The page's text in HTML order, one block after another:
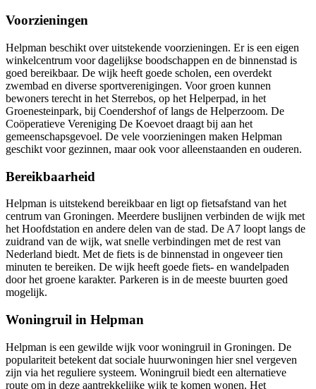
Voorzieningen
Helpman beschikt over uitstekende voorzieningen. Er is een eigen
winkelcentrum voor dagelijkse boodschappen en de binnenstad is
goed bereikbaar. De wijk heeft goede scholen, een overdekt
zwembad en diverse sportverenigingen. Voor groen kunnen
bewoners terecht in het Sterrebos, op het Helperpad, in het
Groenesteinpark, bij Coendershof of langs de Helperzoom. De
Coöperatieve Vereniging De Koevoet draagt bij aan het
gemeenschapsgevoel. De vele voorzieningen maken Helpman
geschikt voor gezinnen, maar ook voor alleenstaanden en ouderen.
Bereikbaarheid
Helpman is uitstekend bereikbaar en ligt op fietsafstand van het
centrum van Groningen. Meerdere buslijnen verbinden de wijk met
het Hoofdstation en andere delen van de stad. De A7 loopt langs de
zuidrand van de wijk, wat snelle verbindingen met de rest van
Nederland biedt. Met de fiets is de binnenstad in ongeveer tien
minuten te bereiken. De wijk heeft goede fiets- en wandelpaden
door het groene karakter. Parkeren is in de meeste buurten goed
mogelijk.
Woningruil in Helpman
Helpman is een gewilde wijk voor woningruil in Groningen. De
populariteit betekent dat sociale huurwoningen hier snel vergeven
zijn via het reguliere systeem. Woningruil biedt een alternatieve
route om in deze aantrekkelijke wijk te komen wonen. Het